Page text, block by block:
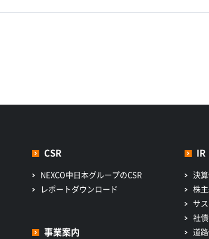
CSR
NEXCO中日本グループのCSR
レポートダウンロード
事業案内
IR
決
株
サ
社
道